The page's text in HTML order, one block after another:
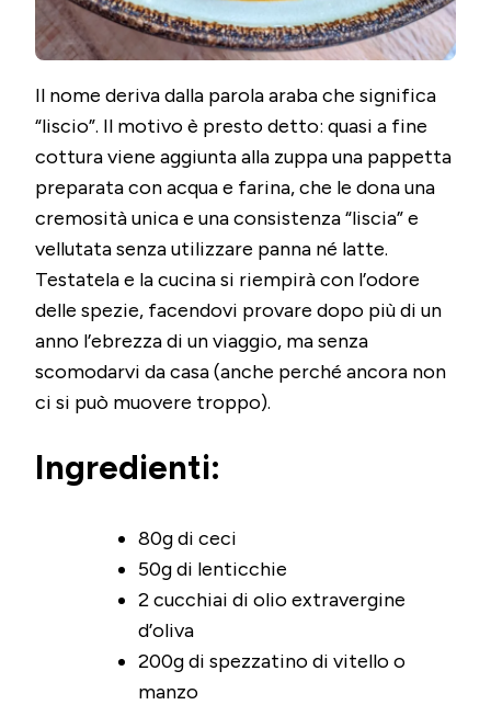
Il nome deriva dalla parola araba che significa
“liscio”. Il motivo è presto detto: quasi a fine
cottura viene aggiunta alla zuppa una pappetta
preparata con acqua e farina, che le dona una
cremosità unica e una consistenza “liscia” e
vellutata senza utilizzare panna né latte.
Testatela e la cucina si riempirà con l’odore
delle spezie, facendovi provare dopo più di un
anno l’ebrezza di un viaggio, ma senza
scomodarvi da casa (anche perché ancora non
ci si può muovere troppo).
Ingredienti:
80g di ceci
50g di lenticchie
2 cucchiai di olio extravergine
d’oliva
200g di spezzatino di vitello o
manzo